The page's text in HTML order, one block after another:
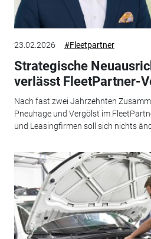
23.02.2026 #Fleetpartner
Strategische
verlässt FleetPartner-
Nach fast zwei Jahrzehnten
Pneuhage und Vergölst im
und Leasingfirmen soll sich nichts